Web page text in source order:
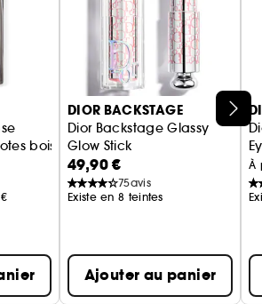
douceur extrêmes, il
contrôlée et impeccable
produits
boisées, ambrée, iris & vanille
DIOR BACKSTAGE
Dior Backstage Glassy
Glow Stick
Illuminateur baume
49,90 €
75avis
Existe en 8 teintes
Ajouter au panier
À